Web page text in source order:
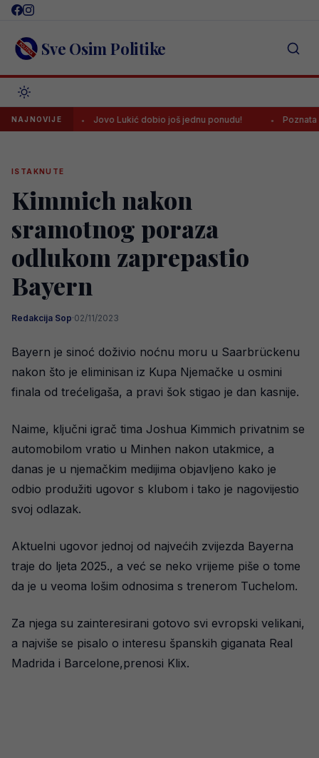
Skip
content Sve Osim Politike
NAJNOVIJEJovo Lukić dobio još jednu ponudu! Poznata lista
ISTAKNUTE
Kimmich nakon
sramotnog poraza
odlukom zaprepastio
Bayern
Redakcija Sop·02/11/2023
Bayern je sinoć doživio noćnu moru u Saarbrückenu
nakon što je eliminisan iz Kupa Njemačke u osmini
finala od trećeligaša, a pravi šok stigao je dan kasnije.
Naime, ključni igrač tima Joshua Kimmich privatnim se
automobilom vratio u Minhen nakon utakmice, a
danas je u njemačkim medijima objavljeno kako je
odbio produžiti ugovor s klubom i tako je nagovijestio
svoj odlazak.
Aktuelni ugovor jednoj od najvećih zvijezda Bayerna
traje do ljeta 2025., a već se neko vrijeme piše o tome
da je u veoma lošim odnosima s trenerom Tuchelom.
Za njega su zainteresirani gotovo svi evropski velikani,
a najviše se pisalo o interesu španskih giganata Real
Madrida i Barcelone,prenosi Klix.